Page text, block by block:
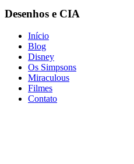
Desenhos e CIA
Início
Blog
Disney
Os Simpsons
Miraculous
Filmes
Contato